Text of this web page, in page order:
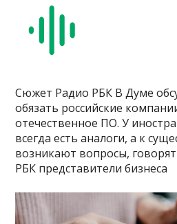
Сюжет Радио РБК В Думе
обязать российские
отечественное ПО. У
всегда есть аналоги, а к
возникают вопросы,
РБК представители бизнеса